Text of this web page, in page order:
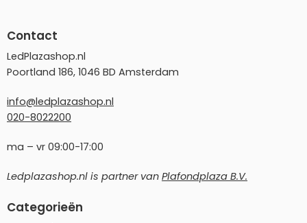
Contact
LedPlazashop.nl
Poortland 186, 1046 BD Amsterdam
info@ledplazashop.nl
020-8022200
ma – vr 09:00-17:00
Ledplazashop.nl is partner van Plafondplaza B.V.
Categorieën